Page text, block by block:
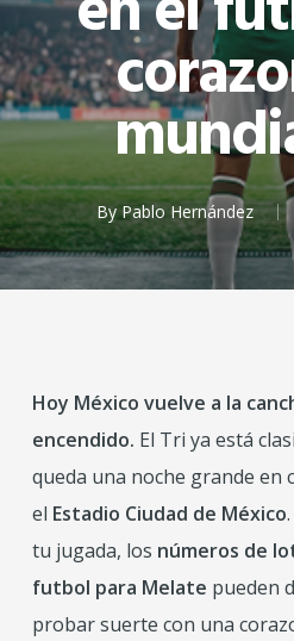
By Pablo Hernández
Hoy México vuelve a la
encendido. El Tri ya está
queda una noche grande en
el Estadio Ciudad de México
tu jugada, los números de
futbol para Melate pueden
probar suerte con una